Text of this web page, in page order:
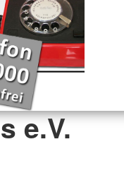
e.V.